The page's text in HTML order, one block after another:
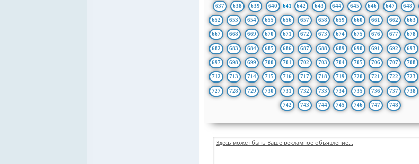
637 638 639 640 641 642 643 644 645 646 647 648
652 653 654 655 656 657 658 659 660 661 662 663
667 668 669 670 671 672 673 674 675 676 677 678
682 683 684 685 686 687 688 689 690 691 692 693
697 698 699 700 701 702 703 704 705 706 707 708
712 713 714 715 716 717 718 719 720 721 722 723
727 728 729 730 731 732 733 734 735 736 737 738
742 743 744 745 746 747 748
Здесь может быть Ваше рекламное объявление...